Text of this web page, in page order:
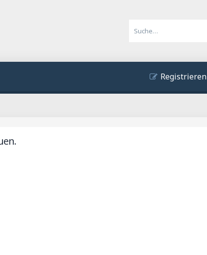
Registrieren